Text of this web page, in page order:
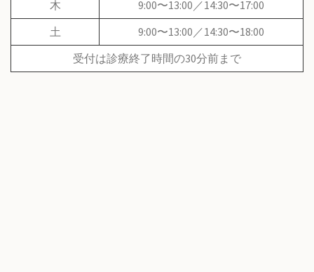
木
9:00〜13:00／14:30〜17:00
土
9:00〜13:00／14:30〜18:00
受付は診療終了時間の30分前まで